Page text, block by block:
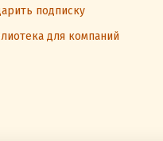
подписку
для компаний